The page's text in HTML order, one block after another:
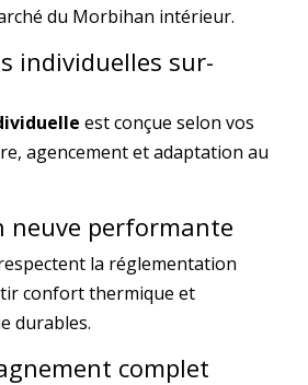
du Morbihan intérieur.
individuelles sur-
est conçue selon vos
agencement et adaptation au
neuve performante
la réglementation
confort thermique et
durables.
complet